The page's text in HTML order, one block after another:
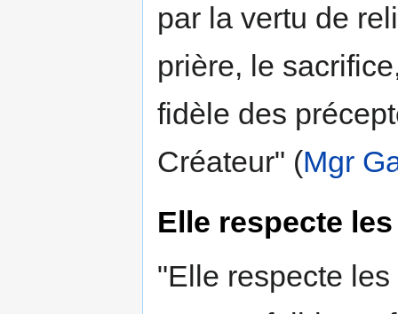
par la vertu de
prière, le
fidèle des
Créateur" (Mgr
Elle respecte
"Elle respecte